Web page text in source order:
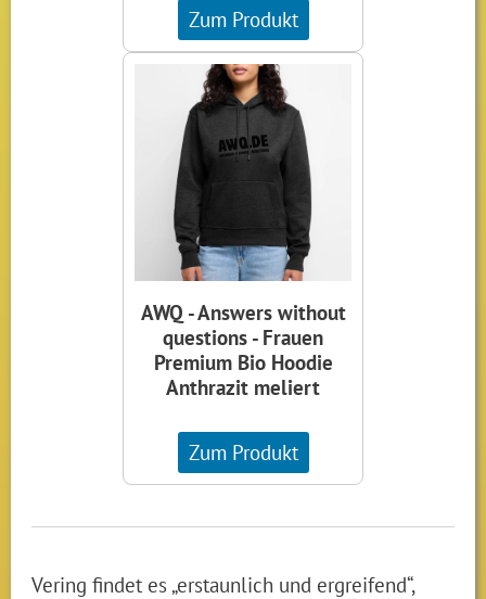
Zum Produkt
AWQ - Answers without
questions - Frauen
Premium Bio Hoodie
Anthrazit meliert
Zum Produkt
Vering findet es „erstaunlich und ergreifend“,